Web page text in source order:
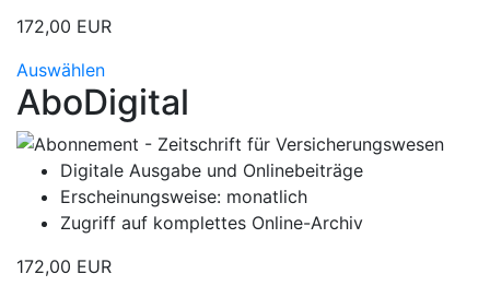
172,00 EUR
Auswählen
AboDigital
Digitale Ausgabe und Onlinebeiträge
Erscheinungsweise: monatlich
Zugriff auf komplettes Online-Archiv
172,00 EUR